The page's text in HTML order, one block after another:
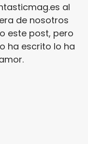
al
de nosotros
este post, pero
ha escrito lo ha